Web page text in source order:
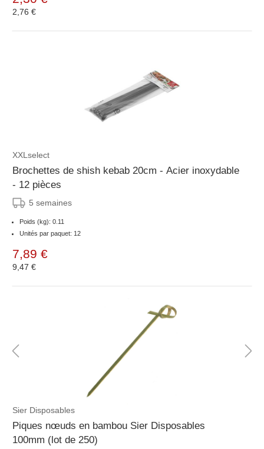
2,76 €
XXLselect
Brochettes de shish kebab 20cm - Acier inoxydable
- 12 pièces
5 semaines
Poids (kg): 0.11
Unités par paquet: 12
7,89 €
9,47 €
Sier Disposables
Piques nœuds en bambou Sier Disposables
100mm (lot de 250)